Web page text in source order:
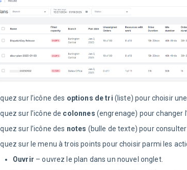
sur l’icône des options de tri (liste) pour choisir
sur l’icône de colonnes (engrenage) pour changer
sur l’icône des notes (bulle de texte) pour
sur le menu à trois points pour choisir parmi les
Ouvrir – ouvrez le plan dans un nouvel onglet.